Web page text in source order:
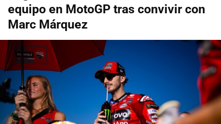
equipo en MotoGP tras convivir con
Marc Márquez